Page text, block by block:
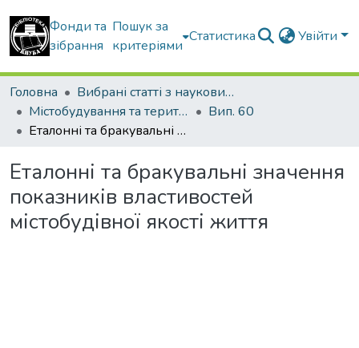
Фонди та
зібрання
Пошук за
критеріями
Статистика Увійти
Головна
Вибрані статті з наукових збірників КНУБА
Містобудування та територіальне планування
Вип. 60
Еталонні та бракувальні значення показників властивостей містобудівної якості життя
Еталонні та бракувальні значення
показників властивостей
містобудівної якості життя